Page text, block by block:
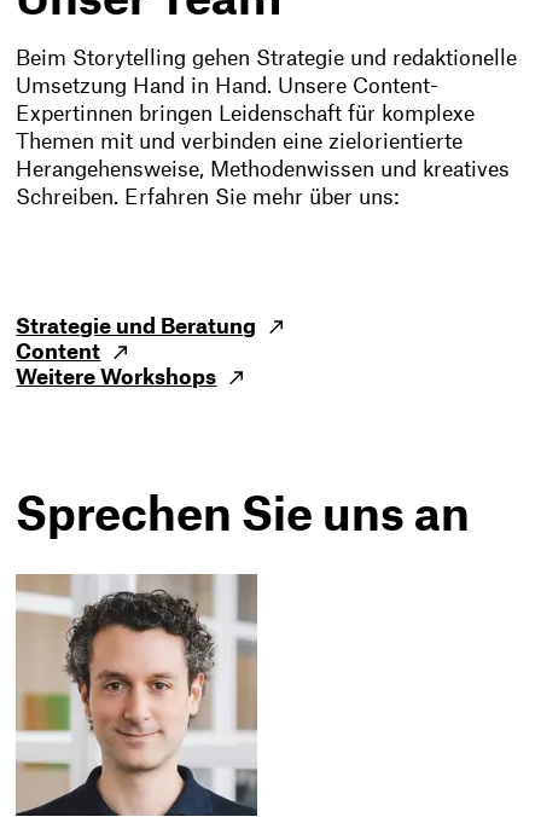
Beim Storytelling gehen Strategie und redaktionelle
Umsetzung Hand in Hand. Unsere Content-
Expertinnen bringen Leidenschaft für komplexe
Themen mit und verbinden eine zielorientierte
Herangehensweise, Methodenwissen und kreatives
Schreiben. Erfahren Sie mehr über uns:
Strategie und Beratung
Content
Weitere Workshops
Sprechen Sie uns an